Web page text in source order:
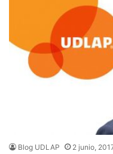
Blog UDLAP 2 junio,